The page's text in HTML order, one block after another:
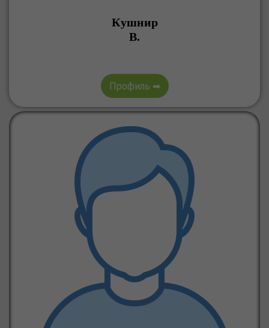
Кушнир
В.
Профиль ➡